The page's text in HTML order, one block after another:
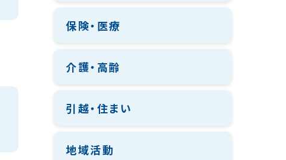
保険・医療
介護・高齢
引越・住まい
地域活動